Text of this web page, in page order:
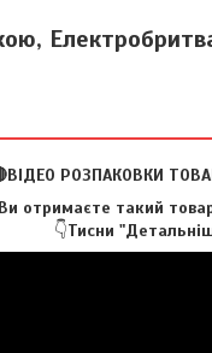
РОЗПАКОВКИ
Ви отримаєте такий
👇Тисни